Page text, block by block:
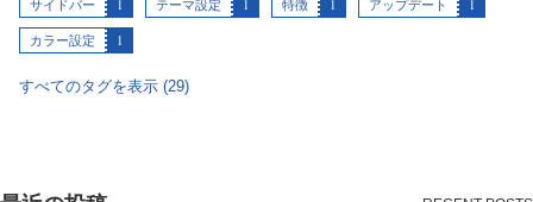
サイドバー
1 テーマ設定 1 特徴 1 アップデート
1
カラー設定
1
すべてのタグを表示 (29)